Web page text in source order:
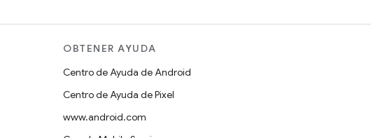
OBTENER AYUDA
Centro de Ayuda de Android
Centro de Ayuda de Pixel
www.android.com